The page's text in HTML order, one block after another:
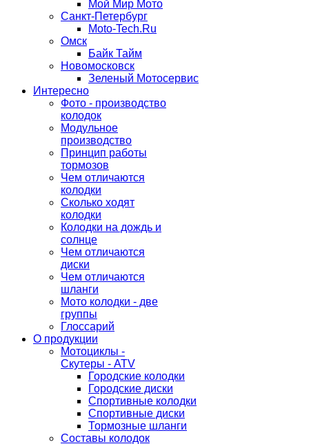
Мой Мир Мото
Санкт-Петербург
Moto-Tech.Ru
Омск
Байк Тайм
Новомосковск
Зеленый Мотосервис
Интересно
Фото - производство
колодок
Модульное
производство
Принцип работы
тормозов
Чем отличаются
колодки
Сколько ходят
колодки
Колодки на дождь и
солнце
Чем отличаются
диски
Чем отличаются
шланги
Мото колодки - две
группы
Глоссарий
О продукции
Мотоциклы -
Скутеры - ATV
Городские колодки
Городские диски
Спортивные колодки
Спортивные диски
Тормозные шланги
Составы колодок